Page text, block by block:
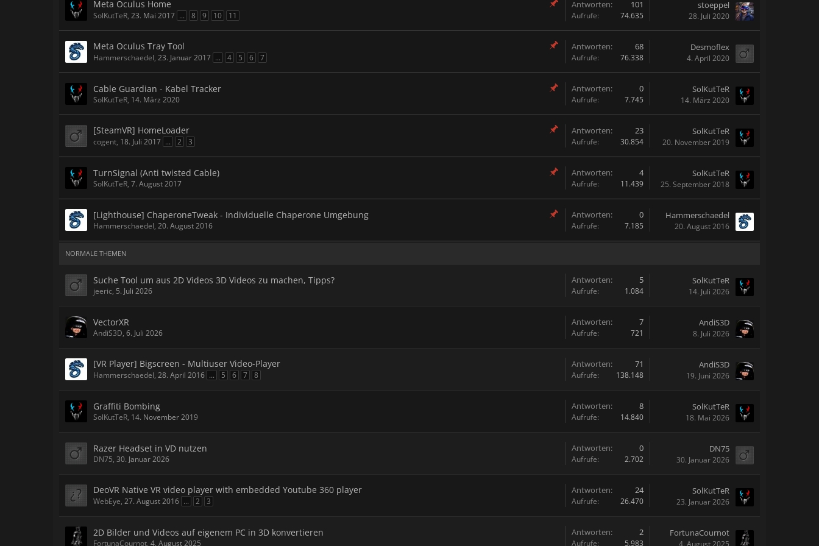
Meta Oculus Home
SolKutTeR, 23. Mai 2017 ... 8 9 10 11
Antworten: 101
Aufrufe: 74.635
stoeppel
28. Juli 2020
Meta Oculus Tray Tool
Hammerschaedel, 23. Januar 2017 ... 4 5 6 7
Antworten: 68
Aufrufe: 76.338
Desmoflex
4. April 2020
Cable Guardian - Kabel Tracker
SolKutTeR, 14. März 2020
Antworten: 0
Aufrufe: 7.745
SolKutTeR
14. März 2020
[SteamVR] HomeLoader
cogent, 18. Juli 2017 ... 2 3
Antworten: 23
Aufrufe: 30.854
SolKutTeR
20. November 2019
TurnSignal (Anti twisted Cable)
SolKutTeR, 7. August 2017
Antworten: 4
Aufrufe: 11.439
SolKutTeR
25. September 2018
[Lighthouse] ChaperoneTweak - Individuelle Chaperone Umgebung
Hammerschaedel, 20. August 2016
Antworten: 0
Aufrufe: 7.185
Hammerschaedel
20. August 2016
NORMALE THEMEN
Suche Tool um aus 2D Videos 3D Videos zu machen, Tipps?
jeeric, 5. Juli 2026
Antworten: 5
Aufrufe: 1.084
SolKutTeR
14. Juli 2026
VectorXR
AndiS3D, 6. Juli 2026
Antworten: 7
Aufrufe: 721
AndiS3D
8. Juli 2026
[VR Player] Bigscreen - Multiuser Video-Player
Hammerschaedel, 28. April 2016 ... 5 6 7 8
Antworten: 71
Aufrufe: 138.148
AndiS3D
19. Juni 2026
Graffiti Bombing
SolKutTeR, 14. November 2019
Antworten: 8
Aufrufe: 14.840
SolKutTeR
18. Mai 2026
Razer Headset in VD nutzen
DN75, 30. Januar 2026
Antworten: 0
Aufrufe: 2.702
DN75
30. Januar 2026
DeoVR Native VR video player with embedded Youtube 360 player
WebEye, 27. August 2016 ... 2 3
Antworten: 24
Aufrufe: 26.470
SolKutTeR
23. Januar 2026
2D Bilder und Videos auf eigenem PC in 3D konvertieren
FortunaCournot, 4. August 2025
Antworten: 2
Aufrufe: 5.983
FortunaCournot
4. August 2025